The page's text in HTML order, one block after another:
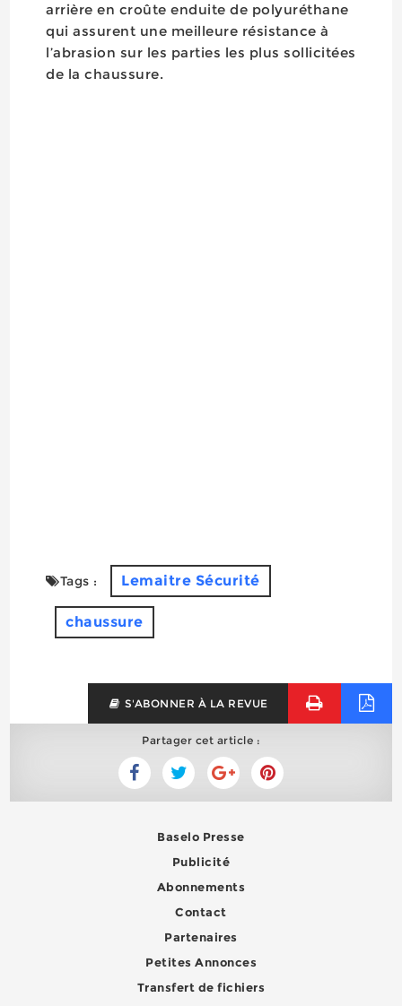
arrière en croûte enduite de polyuréthane
qui assurent une meilleure résistance à
l’abrasion sur les parties les plus sollicitées
de la chaussure.
Tags : Lemaitre Sécurité
chaussure
S'ABONNER À LA REVUE
Partager cet article :
Baselo Presse
Publicité
Abonnements
Contact
Partenaires
Petites Annonces
Transfert de fichiers